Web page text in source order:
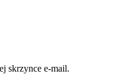
skrzynce e-mail.